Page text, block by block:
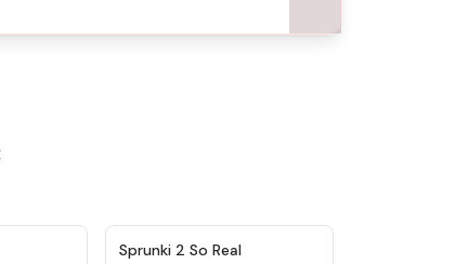
Sprunki 2 So Real